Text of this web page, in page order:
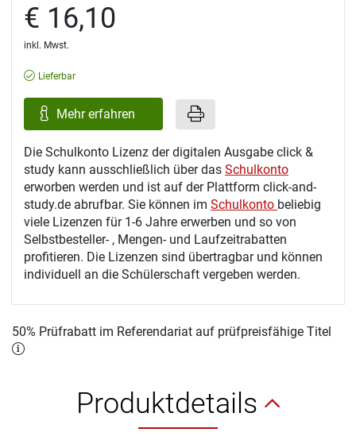
€ 16,10
inkl. Mwst.
Lieferbar
Mehr erfahren
Die Schulkonto Lizenz der digitalen Ausgabe click &
study kann ausschließlich über das Schulkonto
erworben werden und ist auf der Plattform click-and-
study.de abrufbar. Sie können im Schulkonto beliebig
viele Lizenzen für 1-6 Jahre erwerben und so von
Selbstbesteller- , Mengen- und Laufzeitrabatten
profitieren. Die Lizenzen sind übertragbar und können
individuell an die Schülerschaft vergeben werden.
50% Prüfrabatt im Referendariat auf prüfpreisfähige Titel
Produktdetails